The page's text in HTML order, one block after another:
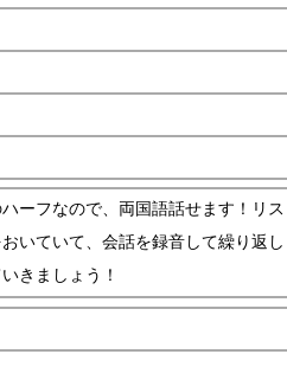
ーフなので、両国語話せます！リス
いていて、会話を録音して繰り返し
きましょう！